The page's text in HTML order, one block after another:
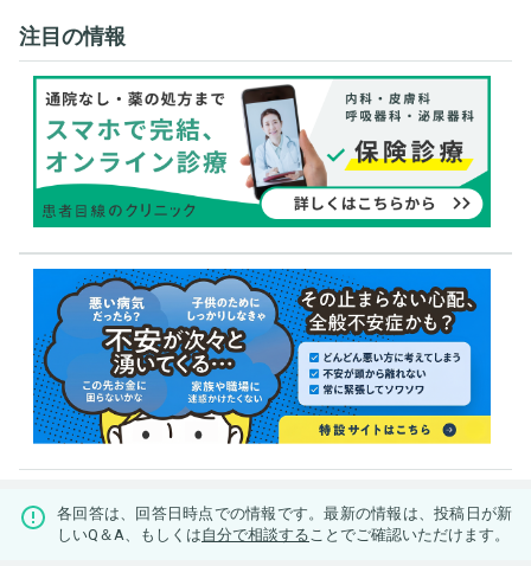
注目の情報
各回答は、回答日時点での情報です。最新の情報は、投稿日が新
しいQ＆A、もしくは自分で相談する ことでご確認いただけます。